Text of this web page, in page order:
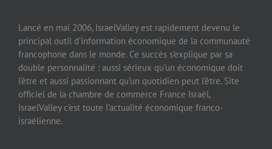
Lancé en mai 2006, IsraelValley est rapidement devenu le
principal outil d’information économique de la communauté
francophone dans le monde. Ce succès s’explique par sa
double personnalité : aussi sérieux qu’un économique doit
l’être et aussi passionnant qu’un quotidien peut l’être. Site
officiel de la chambre de commerce France Israël,
IsraelValley c’est toute l’actualité économique franco-
israélienne.